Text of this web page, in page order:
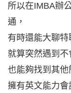
所以在IMBA辦
通，
有時還能大聊
就算突然遇到不
也能夠找到其他
擁有英文能力會